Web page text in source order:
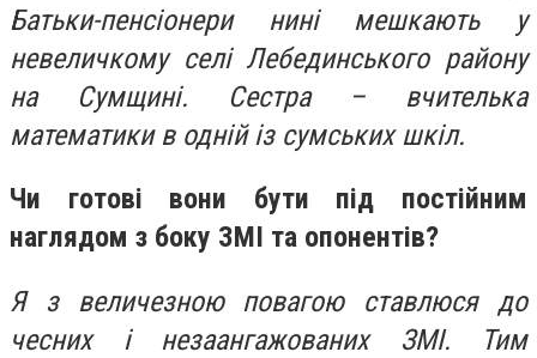
Батьки-пенсіонери нині мешкають у
невеличкому селі Лебединського району
на Сумщині. Сестра – вчителька
математики в одній із сумських шкіл.
Чи готові вони бути під постійним
наглядом з боку ЗМІ та опонентів?
Я з величезною повагою ставлюся до
чесних і незаангажованих ЗМІ. Тим